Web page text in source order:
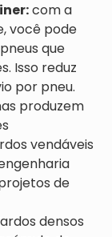
com a
você pode
que
Isso reduz
por pneu.
produzem
vendáveis
de
densos